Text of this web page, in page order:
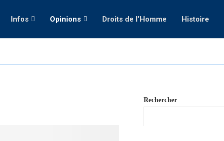
Infos Opinions Droits de l’Homme Histoire
Rechercher